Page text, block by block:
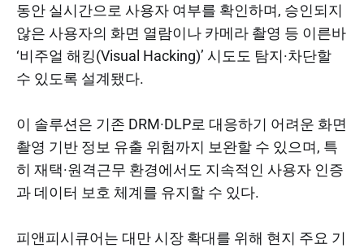
동안 실시간으로 사용자 여부를 확인하며, 승인되지
않은 사용자의 화면 열람이나 카메라 촬영 등 이른바
‘비주얼 해킹(Visual Hacking)’ 시도도 탐지·차단할
수 있도록 설계됐다.
이 솔루션은 기존 DRM·DLP로 대응하기 어려운 화면
촬영 기반 정보 유출 위험까지 보완할 수 있으며, 특
히 재택·원격근무 환경에서도 지속적인 사용자 인증
과 데이터 보호 체계를 유지할 수 있다.
피앤피시큐어는 대만 시장 확대를 위해 현지 주요 기